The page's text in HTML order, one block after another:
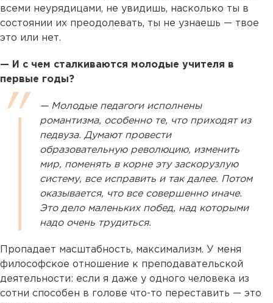
всеми неурядицами, не увидишь, насколько ты в
состоянии их преодолевать, ты не узнаешь — твое
это или нет.
— И с чем сталкиваются молодые учителя в
первые годы?
— Молодые педагоги исполнены
романтизма, особенно те, что приходят из
педвуза. Думают провести
образовательную революцию, изменить
мир, поменять в корне эту заскорузлую
систему, все исправить и так далее. Потом
оказывается, что все совершенно иначе.
Это дело маленьких побед, над которыми
надо очень трудиться.
Пропадает масштабность, максимализм. У меня
философское отношение к преподавательской
деятельности: если я даже у одного человека из
сотни способен в голове что-то переставить — это